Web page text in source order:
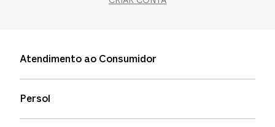
Atendimento ao Consumidor
Persol